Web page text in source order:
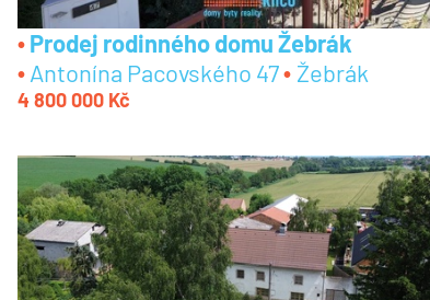
Prodej rodinného domu Žebrák
Antonína Pacovského 47
Žebrák
4 800 000 Kč